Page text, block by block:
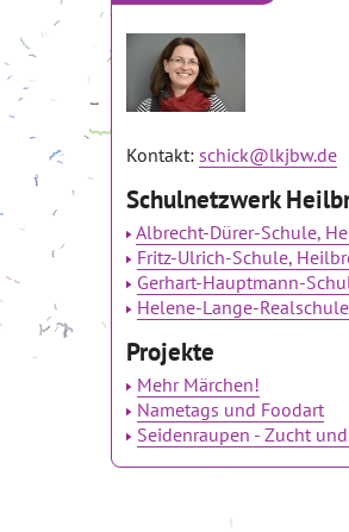
Kontakt: schick@lkjbw.de
Schulnetzwerk
Albrecht-Dürer-Schule,
Fritz-Ulrich-Schule,
Gerhart-Hauptmann-
Helene-Lange-
Projekte
Mehr Märchen!
Nametags und Foodart
Seidenraupen - Zucht